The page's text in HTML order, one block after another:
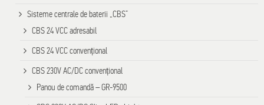
Sisteme centrale de baterii „CBS”
CBS 24 VCC adresabil
CBS 24 VCC convențional
CBS 230V AC/DC convențional
Panou de comandă – GR-9500